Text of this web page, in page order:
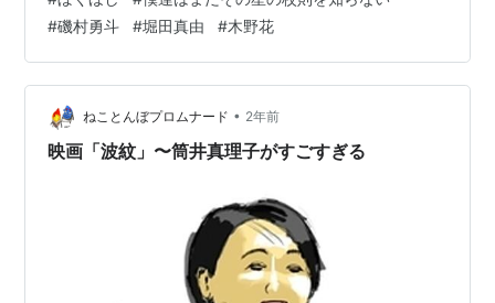
#磯村勇斗 #堀田真由 #木野花
ねことんぼプロムナード • 2年前
映画「波紋」〜筒井真理子がすごすぎる